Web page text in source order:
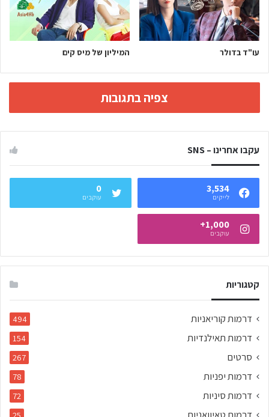
עו"ד בדולר המיליון של מיס קים
צפיה בתגובות
עקבו אחרינו – SNS
3,534
לייקים
0
עוקבים
1,000+
עוקבים
קטגוריות
דרמות קוריאניות 494
דרמות תאילנדיות 154
סרטים 267
דרמות יפניות 78
דרמות סיניות 72
דרמות טאיוואניות 25